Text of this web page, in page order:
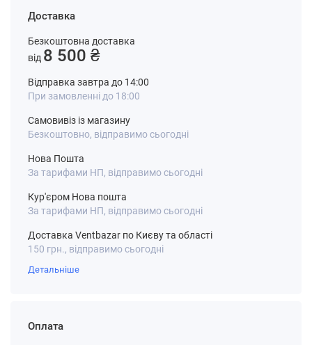
Доставка
Безкоштовна доставка
від 8 500 ₴
Відправка завтра до 14:00
При замовленні до 18:00
Самовивіз із магазину
Безкоштовно, відправимо сьогодні
Нова Пошта
За тарифами НП, відправимо сьогодні
Кур'єром Нова пошта
За тарифами НП, відправимо сьогодні
Доставка Ventbazar по Києву та області
150 грн., відправимо сьогодні
Детальніше
Оплата